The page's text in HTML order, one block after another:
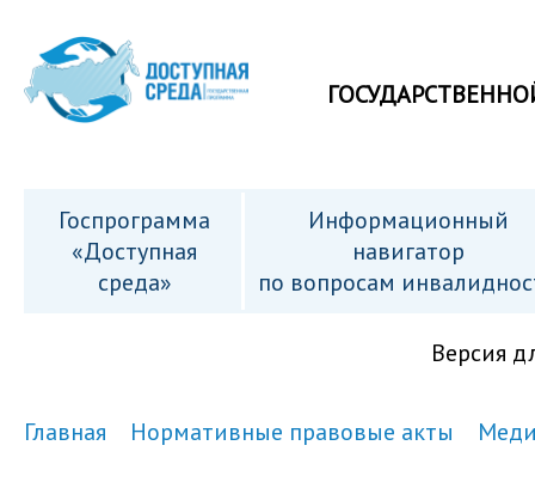
Госпрограмма
«Доступная
среда»
Информационный
навигатор
по вопросам
Версия
Главная Нормативные правовые акты